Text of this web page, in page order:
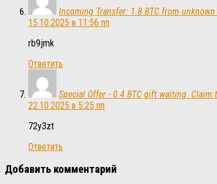
Incoming Transfer: 1.8 BTC from
15.10.2025 в 11:56 пп
rb9jmk
Ответить
Special Offer - 0.4 BTC gift waiting. Claim
22.10.2025 в 5:25 пп
72y3zt
Ответить
Добавить комментарий